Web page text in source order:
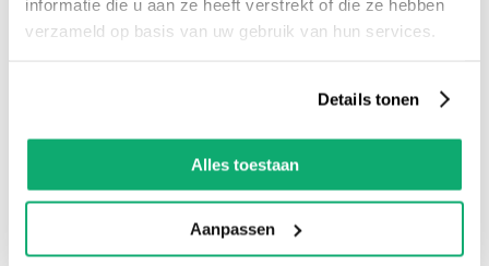
informatie die u aan ze heeft verstrekt of die ze hebben
verzameld op basis van uw gebruik van hun services.
Details tonen
Alles toestaan
Aanpassen
Artikelnummer: TOK 852
Hoogte: 600mm
1200mm